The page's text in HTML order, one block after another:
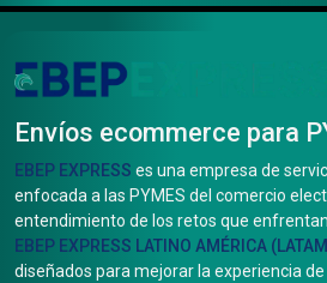
Envíos ecommerce para
EBEP EXPRESS es una empresa de
enfocada a las PYMES del comercio
entendimiento de los retos que
EBEP EXPRESS LATINO AMÉRICA
diseñados para mejorar la experiencia